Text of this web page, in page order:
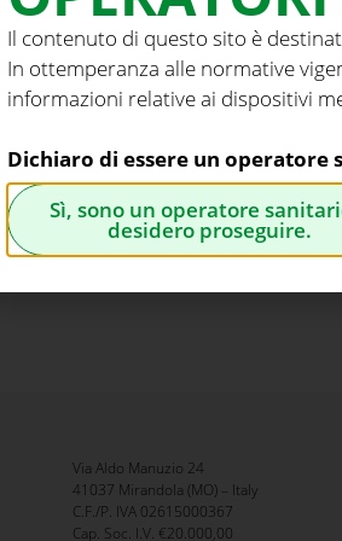
Via Aldo Manuzio 24
41037 Mirandola (MO) – Italy
C.F./P. IVA 02615000367
Cap. Soc. I.V. €20.000,00
Il contenuto di questo sito è
In ottemperanza alle normative
informazioni relative ai dispositivi
Dichiaro di essere un operatore
Sì, sono un operatore
desidero proseguire.